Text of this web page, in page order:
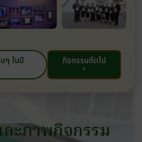
ๆ ในปี กิจกรรมถัดไป
›
ะภาพกิจกรรม